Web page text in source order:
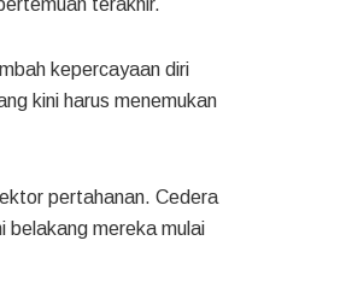
kepercayaan diri
kini harus menemukan
pertahanan. Cedera
belakang mereka mulai